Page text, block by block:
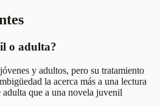
o adulta?
y adultos, pero su tratamiento
la acerca más a una lectura
que a una novela juvenil